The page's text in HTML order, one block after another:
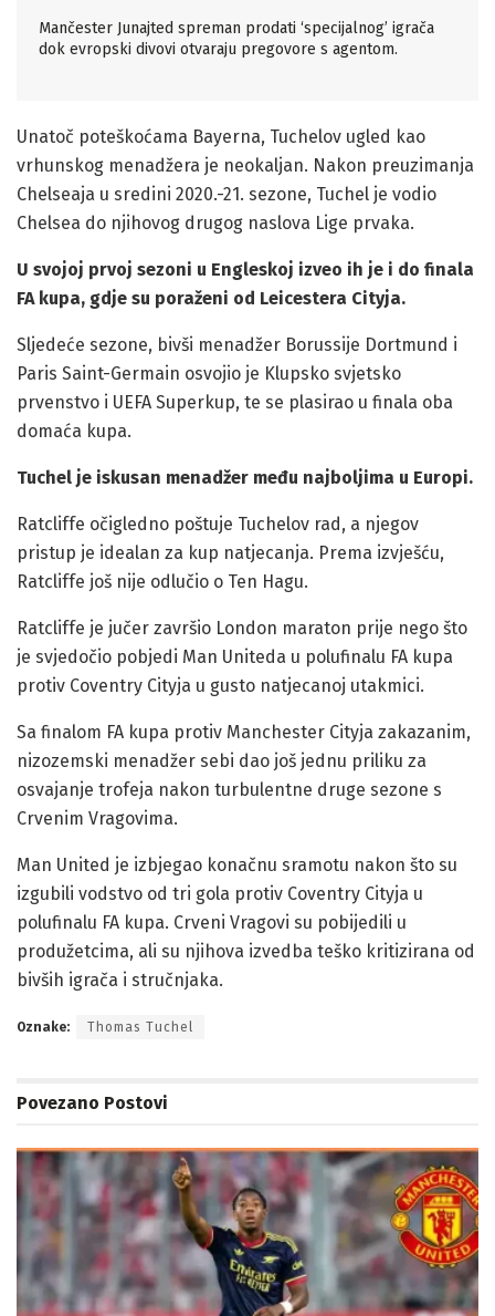
Mančester Junajted spreman prodati ‘specijalnog’ igrača
dok evropski divovi otvaraju pregovore s agentom.
Unatoč poteškoćama Bayerna, Tuchelov ugled kao
vrhunskog menadžera je neokaljan. Nakon preuzimanja
Chelseaja u sredini 2020.-21. sezone, Tuchel je vodio
Chelsea do njihovog drugog naslova Lige prvaka.
U svojoj prvoj sezoni u Engleskoj izveo ih je i do finala
FA kupa, gdje su poraženi od Leicestera Cityja.
Sljedeće sezone, bivši menadžer Borussije Dortmund i
Paris Saint-Germain osvojio je Klupsko svjetsko
prvenstvo i UEFA Superkup, te se plasirao u finala oba
domaća kupa.
Tuchel je iskusan menadžer među najboljima u Europi.
Ratcliffe očigledno poštuje Tuchelov rad, a njegov
pristup je idealan za kup natjecanja. Prema izvješću,
Ratcliffe još nije odlučio o Ten Hagu.
Ratcliffe je jučer završio London maraton prije nego što
je svjedočio pobjedi Man Uniteda u polufinalu FA kupa
protiv Coventry Cityja u gusto natjecanoj utakmici.
Sa finalom FA kupa protiv Manchester Cityja zakazanim,
nizozemski menadžer sebi dao još jednu priliku za
osvajanje trofeja nakon turbulentne druge sezone s
Crvenim Vragovima.
Man United je izbjegao konačnu sramotu nakon što su
izgubili vodstvo od tri gola protiv Coventry Cityja u
polufinalu FA kupa. Crveni Vragovi su pobijedili u
produžetcima, ali su njihova izvedba teško kritizirana od
bivših igrača i stručnjaka.
Oznake: Thomas Tuchel
Povezano Postovi